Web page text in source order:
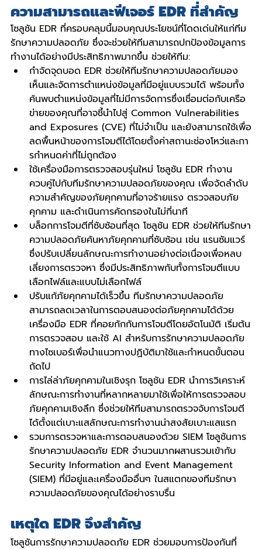
ความสามารถและฟีเจอร์ EDR ที่สําคัญ
โซลูชัน EDR ที่ครอบคลุมนี้มอบคุณประโยชน์ที่โดดเด่นให้แก่ทีม
รักษาความปลอดภัย ซึ่งจะช่วยให้ทีมสามารถปกป้องข้อมูลการ
ทํางานได้อย่างมีประสิทธิภาพมากขึ้น ช่วยให้ทีม:
กําจัดจุดบอด EDR ช่วยให้ทีมรักษาความปลอดภัยมอง
เห็นและจัดการตำแหน่งข้อมูลที่มีอยู่แบบรวมได้ พร้อมทั้ง
ค้นพบตำแหน่งข้อมูลที่ไม่มีการจัดการซึ่งเชื่อมต่อกับเครือ
ข่ายของคุณที่อาจชี้นำไปสู่ Common Vulnerabilities
and Exposures (CVE) ที่ไม่จําเป็น และยังสามารถใช้เพื่อ
ลดพื้นหน้าของการโจมตีได้โดยตั้งค่าสถานะช่องโหว่และกา
รกําหนดค่าที่ไม่ถูกต้อง
ใช้เครื่องมือการตรวจสอบรุ่นใหม่ โซลูชัน EDR ทํางาน
ควบคู่ไปกับทีมรักษาความปลอดภัยของคุณ เพื่อจัดลําดับ
ความสําคัญของภัยคุกคามที่อาจร้ายแรง ตรวจสอบภัย
คุกคาม และดําเนินการคัดกรองในไม่กี่นาที
บล็อกการโจมตีที่ซับซ้อนที่สุด โซลูชัน EDR ช่วยให้ทีมรักษา
ความปลอดภัยค้นหาภัยคุกคามที่ซับซ้อน เช่น แรนซัมแวร์
ซึ่งปรับเปลี่ยนลักษณะการทำงานอย่างต่อเนื่องเพื่อหลบ
เลี่ยงการตรวจหา ซึ่งมีประสิทธิภาพกับทั้งการโจมตีแบบ
เลือกไฟล์และแบบไม่เลือกไฟล์
ปรับแก้ภัยคุกคามได้เร็วขึ้น ทีมรักษาความปลอดภัย
สามารถลดเวลาในการตอบสนองต่อภัยคุกคามได้ด้วย
เครื่องมือ EDR ที่คอยกักกันการโจมตีโดยอัตโนมัติ เริ่มต้น
การตรวจสอบ และใช้ AI สําหรับการรักษาความปลอดภัย
ทางไซเบอร์เพื่อนําแนวทางปฏิบัติมาใช้และกําหนดขั้นตอน
ถัดไป
การไล่ล่าภัยคุกคามในเชิงรุก โซลูชัน EDR นําการวิเคราะห์
ลักษณะการทำงานที่หลากหลายมาใช้เพื่อให้การตรวจสอบ
ภัยคุกคามเชิงลึก ซึ่งช่วยให้ทีมสามารถตรวจจับการโจมตี
ได้ตั้งแต่เบาะแสลักษณะการทำงานน่าสงสัยเบาะแสแรก
รวมการตรวจหาและการตอบสนองด้วย SIEM โซลูชันการ
รักษาความปลอดภัย EDR จํานวนมากผสานรวมเข้ากับ
Security Information and Event Management
(SIEM) ที่มีอยู่และเครื่องมืออื่นๆ ในสแตกของทีมรักษา
ความปลอดภัยของคุณได้อย่างราบรื่น
เหตุใด EDR จึงสําคัญ
โซลูชันการรักษาความปลอดภัย EDR ช่วยมอบการป้องกันที่